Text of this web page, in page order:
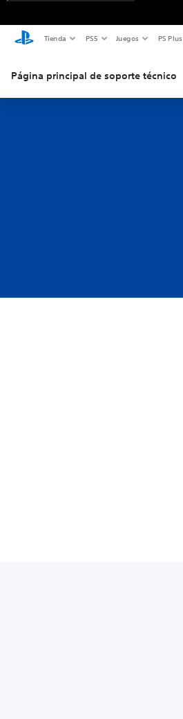
Tienda PS5 Juegos PS Plus
Página principal de soporte técnico